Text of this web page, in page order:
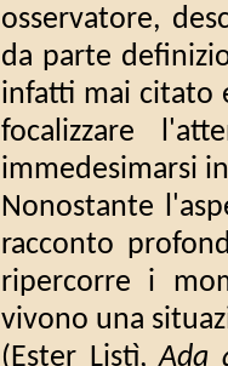
osservatore,
da parte
infatti mai citato
focalizzare
immedesimarsi
Nonostante
racconto
ripercorre i
vivono una
(Ester Listì,Ada